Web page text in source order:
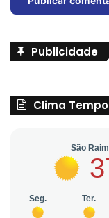
Publicidade
Clima Tempo